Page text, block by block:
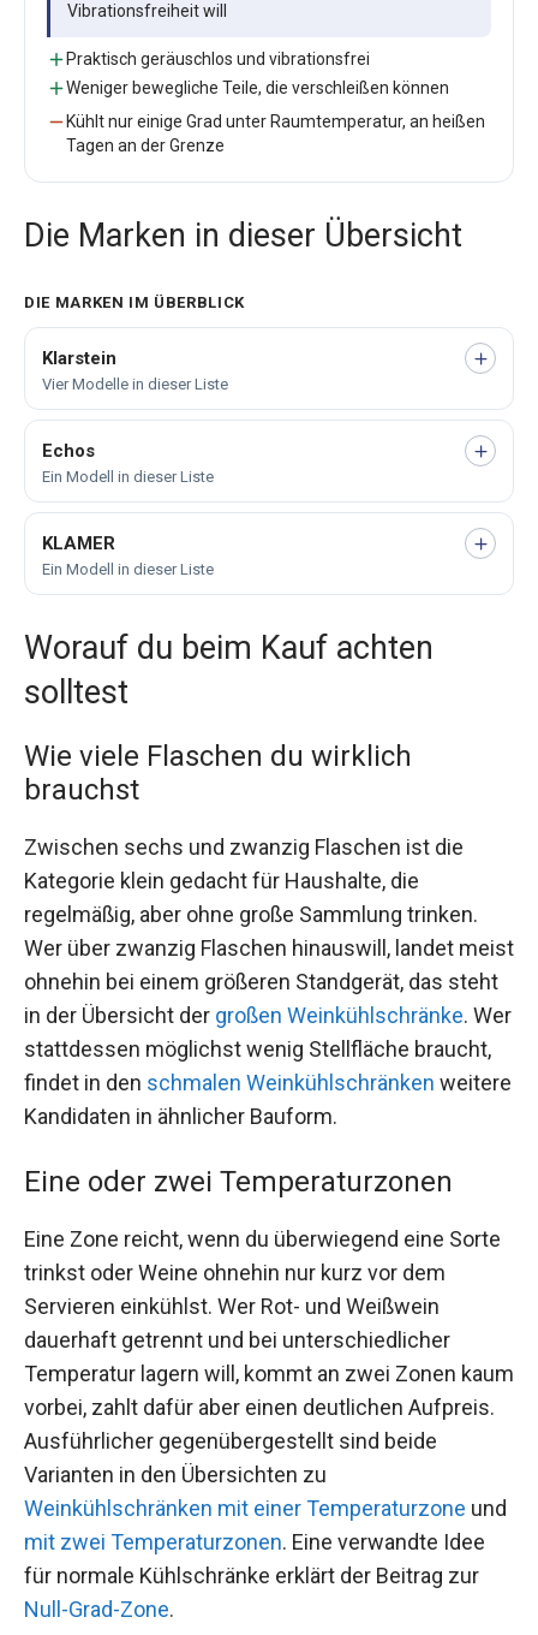
Vibrationsfreiheit will
Praktisch geräuschlos und vibrationsfrei
Weniger bewegliche Teile, die verschleißen können
Kühlt nur einige Grad unter Raumtemperatur, an heißen
Tagen an der Grenze
Die Marken in dieser Übersicht
DIE MARKEN IM ÜBERBLICK
Klarstein
Vier Modelle in dieser Liste
Echos
Ein Modell in dieser Liste
KLAMER
Ein Modell in dieser Liste
Worauf du beim Kauf achten
solltest
Wie viele Flaschen du wirklich
brauchst
Zwischen sechs und zwanzig Flaschen ist die
Kategorie klein gedacht für Haushalte, die
regelmäßig, aber ohne große Sammlung trinken.
Wer über zwanzig Flaschen hinauswill, landet meist
ohnehin bei einem größeren Standgerät, das steht
in der Übersicht der großen Weinkühlschränke. Wer
stattdessen möglichst wenig Stellfläche braucht,
findet in den schmalen Weinkühlschränken weitere
Kandidaten in ähnlicher Bauform.
Eine oder zwei Temperaturzonen
Eine Zone reicht, wenn du überwiegend eine Sorte
trinkst oder Weine ohnehin nur kurz vor dem
Servieren einkühlst. Wer Rot- und Weißwein
dauerhaft getrennt und bei unterschiedlicher
Temperatur lagern will, kommt an zwei Zonen kaum
vorbei, zahlt dafür aber einen deutlichen Aufpreis.
Ausführlicher gegenübergestellt sind beide
Varianten in den Übersichten zu
Weinkühlschränken mit einer Temperaturzone und
mit zwei Temperaturzonen. Eine verwandte Idee
für normale Kühlschränke erklärt der Beitrag zur
Null-Grad-Zone.